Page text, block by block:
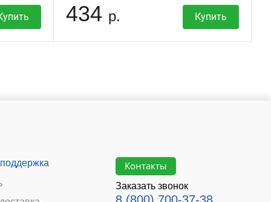
434 р. Купить
Контакты
Заказать звонок
8 (800) 700-37-38